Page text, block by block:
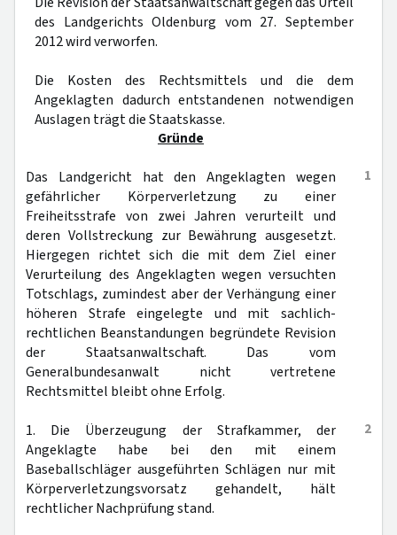
des Landgerichts Oldenburg vom 27. September
2012 wird verworfen.
Die Kosten des Rechtsmittels und die dem
Angeklagten dadurch entstandenen notwendigen
Auslagen trägt die Staatskasse.
Gründe
1
Das Landgericht hat den Angeklagten wegen
gefährlicher Körperverletzung zu einer
Freiheitsstrafe von zwei Jahren verurteilt und
deren Vollstreckung zur Bewährung ausgesetzt.
Hiergegen richtet sich die mit dem Ziel einer
Verurteilung des Angeklagten wegen versuchten
Totschlags, zumindest aber der Verhängung einer
höheren Strafe eingelegte und mit sachlich-
rechtlichen Beanstandungen begründete Revision
der Staatsanwaltschaft. Das vom
Generalbundesanwalt nicht vertretene
Rechtsmittel bleibt ohne Erfolg.
2
1. Die Überzeugung der Strafkammer, der
Angeklagte habe bei den mit einem
Baseballschläger ausgeführten Schlägen nur mit
Körperverletzungsvorsatz gehandelt, hält
rechtlicher Nachprüfung stand.